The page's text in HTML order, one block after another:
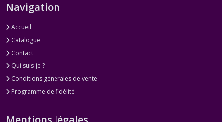
Navigation
Accueil
Catalogue
Contact
Qui suis-je ?
Conditions générales de vente
Programme de fidélité